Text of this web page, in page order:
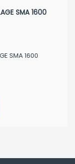
SMA 1600
SMA 1600